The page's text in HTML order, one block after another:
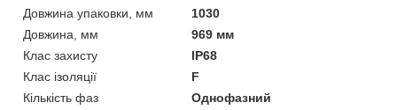
Довжина упаковки, мм
1030
Довжина, мм
969 мм
Клас захисту
IP68
Клас ізоляції
F
Кількість фаз
Однофазний